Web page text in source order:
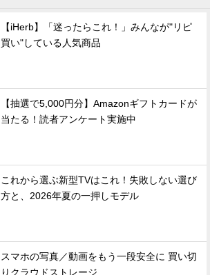
【iHerb】「迷ったらこれ！」みんなが"リピ
買い"している人気商品
【抽選で5,000円分】Amazonギフトカードが
当たる！読者アンケート実施中
これから選ぶ新型TVはこれ！失敗しない選び
方と、2026年夏の一押しモデル
スマホの写真／動画をもう一段安全に 買い切
りクラウドストレージ